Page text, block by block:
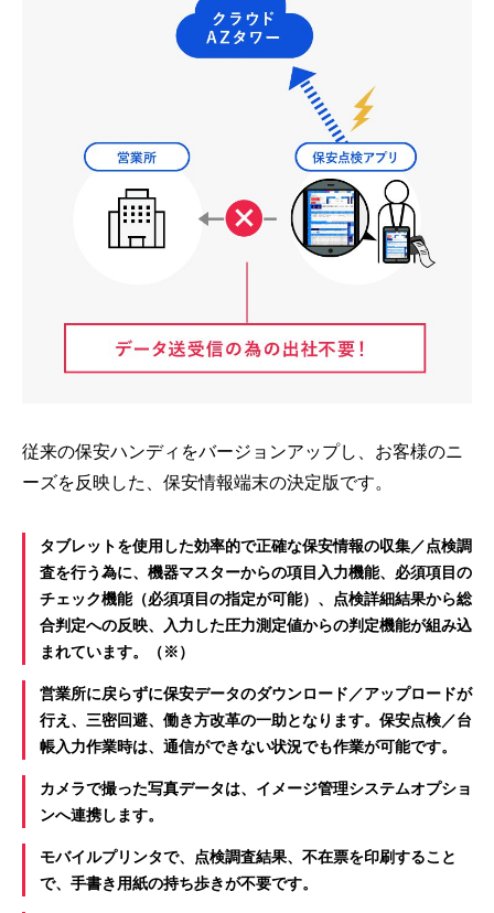
従来の保安ハンディをバージョンアップし、お客様のニ
ーズを反映した、保安情報端末の決定版です。
タブレットを使用した効率的で正確な保安情報の収集／点検調
査を行う為に、機器マスターからの項目入力機能、必須項目の
チェック機能（必須項目の指定が可能）、点検詳細結果から総
合判定への反映、入力した圧力測定値からの判定機能が組み込
まれています。（※）
営業所に戻らずに保安データのダウンロード／アップロードが
行え、三密回避、働き方改革の一助となります。保安点検／台
帳入力作業時は、通信ができない状況でも作業が可能です。
カメラで撮った写真データは、イメージ管理システムオプショ
ンへ連携します。
モバイルプリンタで、点検調査結果、不在票を印刷すること
で、手書き用紙の持ち歩きが不要です。